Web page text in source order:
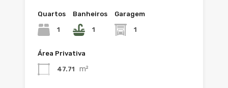
Quartos
1
Banheiros
1
Garagem
1
Área Privativa
47.71 m²